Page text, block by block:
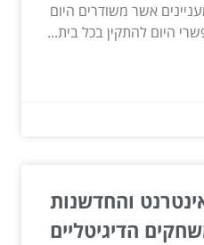
אשר משודרים היום
היום להתקין בכל בית...
והחדשנות
הדיגיטליים